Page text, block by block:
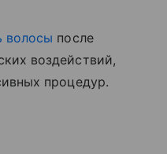
волосы после
воздействий,
процедур.